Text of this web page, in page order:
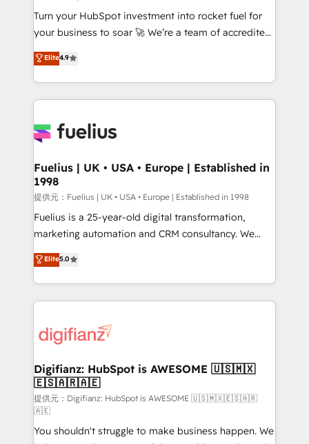
'GuardHub' governance framework, based on ISO
42001 - helping you 'organise complexity' 𝗥𝗲𝗮𝗱𝘆
𝗳𝗼𝗿 𝘁𝗵𝗲 𝗻𝗲𝘅𝘁 𝘀𝘁𝗲𝗽? Click the 👈 '𝗖𝗼𝗻𝘁𝗮𝗰𝘁
𝗯𝘂𝘀𝗶𝗻𝗲𝘀𝘀' button to get in touch (𝘸𝘦'𝘳𝘦 𝘴𝘶𝘱𝘦𝘳
𝘳𝘦𝘴𝘱𝘰𝘯𝘴𝘪𝘷𝘦)
Turn your HubSpot investment into rocket fuel for
your business to soar 🚀 We’re a team of accredited
HubSpot experts ready to help you. We can
implement the platform into complex business
environments, optimise what you've got and make
sure you can actually use it, build your website in
for you and execute it on HubSpot. We are on the
framework, meaning we've been accredited by
HubSpot and vetted by the CCS, which means we
can support public sector companies as well the
other ones listed in our profile. Our services: -
HubSpot implementation - HubSpot CMS website
is there for you to: - Grow revenue, and run your
business more efficiently - Build stronger
more people - Get the most out of your HubSpot
investment
Elite4.9
Fuelius | UK • USA • Europe | Established in
1998
提供元：Fuelius | UK • USA • Europe | Established in 1998
Fuelius is a 25-year-old digital transformation,
marketing automation and CRM consultancy. We
enable mid-market and enterprise clients to
maximise their return from digital and fuel their
growth. We modernise platforms, streamline
operations that are causing inefficiencies, improve
supercharge revenue operations Key services: • CRM
Transformation / Web Development • RevOps &
Sales Consulting • Marketing Automation What
makes us different? 🚀 Top 0.5% of global HubSpot
agencies ⚙️ The strongest technical ability and
integration capabilities 💼 Consultative, long-term
Elite5.0
Digifianz: HubSpot is AWESOME 🇺🇸🇲🇽
🇪🇸🇦🇷🇦🇪
提供元：Digifianz: HubSpot is AWESOME 🇺🇸🇲🇽🇪🇸🇦🇷
🇦🇪
You shouldn't struggle to make business happen. We